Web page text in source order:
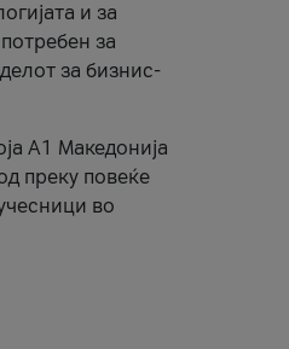
и за
за
за бизнис-
A1 Македонија
преку повеќе
во